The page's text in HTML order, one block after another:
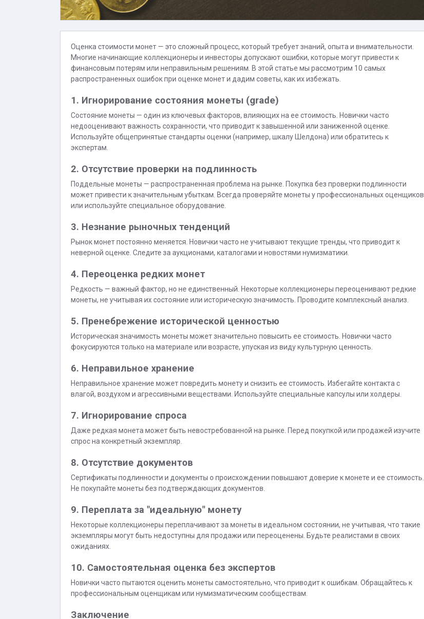
Оценка стоимости монет — это сложный процесс, который требует знаний, опыта и внимательности.
Многие начинающие коллекционеры и инвесторы допускают ошибки, которые могут привести к
финансовым потерям или неправильным решениям. В этой статье мы рассмотрим 10 самых
распространенных ошибок при оценке монет и дадим советы, как их избежать.
1. Игнорирование состояния монеты (grade)
Состояние монеты — один из ключевых факторов, влияющих на ее стоимость. Новички часто
недооценивают важность сохранности, что приводит к завышенной или заниженной оценке.
Используйте общепринятые стандарты оценки (например, шкалу Шелдона) или обратитесь к
экспертам.
2. Отсутствие проверки на подлинность
Поддельные монеты — распространенная проблема на рынке. Покупка без проверки подлинности
может привести к значительным убыткам. Всегда проверяйте монеты у профессиональных оценщиков
или используйте специальное оборудование.
3. Незнание рыночных тенденций
Рынок монет постоянно меняется. Новички часто не учитывают текущие тренды, что приводит к
неверной оценке. Следите за аукционами, каталогами и новостями нумизматики.
4. Переоценка редких монет
Редкость — важный фактор, но не единственный. Некоторые коллекционеры переоценивают редкие
монеты, не учитывая их состояние или историческую значимость. Проводите комплексный анализ.
5. Пренебрежение исторической ценностью
Историческая значимость монеты может значительно повысить ее стоимость. Новички часто
фокусируются только на материале или возрасте, упуская из виду культурную ценность.
6. Неправильное хранение
Неправильное хранение может повредить монету и снизить ее стоимость. Избегайте контакта с
влагой, воздухом и агрессивными веществами. Используйте специальные капсулы или холдеры.
7. Игнорирование спроса
Даже редкая монета может быть невостребованной на рынке. Перед покупкой или продажей изучите
спрос на конкретный экземпляр.
8. Отсутствие документов
Сертификаты подлинности и документы о происхождении повышают доверие к монете и ее стоимость.
Не покупайте монеты без подтверждающих документов.
9. Переплата за "идеальную" монету
Некоторые коллекционеры переплачивают за монеты в идеальном состоянии, не учитывая, что такие
экземпляры могут быть недоступны для продажи или переоценены. Будьте реалистами в своих
ожиданиях.
10. Самостоятельная оценка без экспертов
Новички часто пытаются оценить монеты самостоятельно, что приводит к ошибкам. Обращайтесь к
профессиональным оценщикам или нумизматическим сообществам.
Заключение